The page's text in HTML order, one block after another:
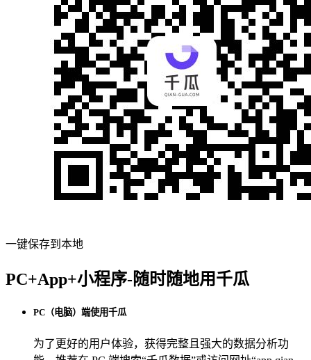
一键保存到本地
PC+App+小程序-随时随地用千瓜
PC（电脑）端使用千瓜
为了更好的用户体验，获得完整且强大的数据分析功